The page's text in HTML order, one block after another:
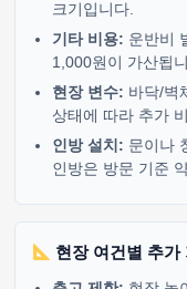
크기입니다.
기타 비용: 운반비
1,000원이 가산됩
현장 변수: 바닥/벽
상태에 따라 추가
인방 설치: 문이나
인방은 방문 기준
현장 여건별 추가